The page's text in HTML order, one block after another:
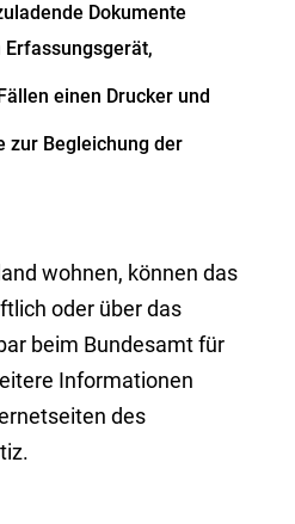
Dokumente
einen Drucker und
zur Begleichung der
wohnen, können das
oder über das
beim Bundesamt für
Informationen
des